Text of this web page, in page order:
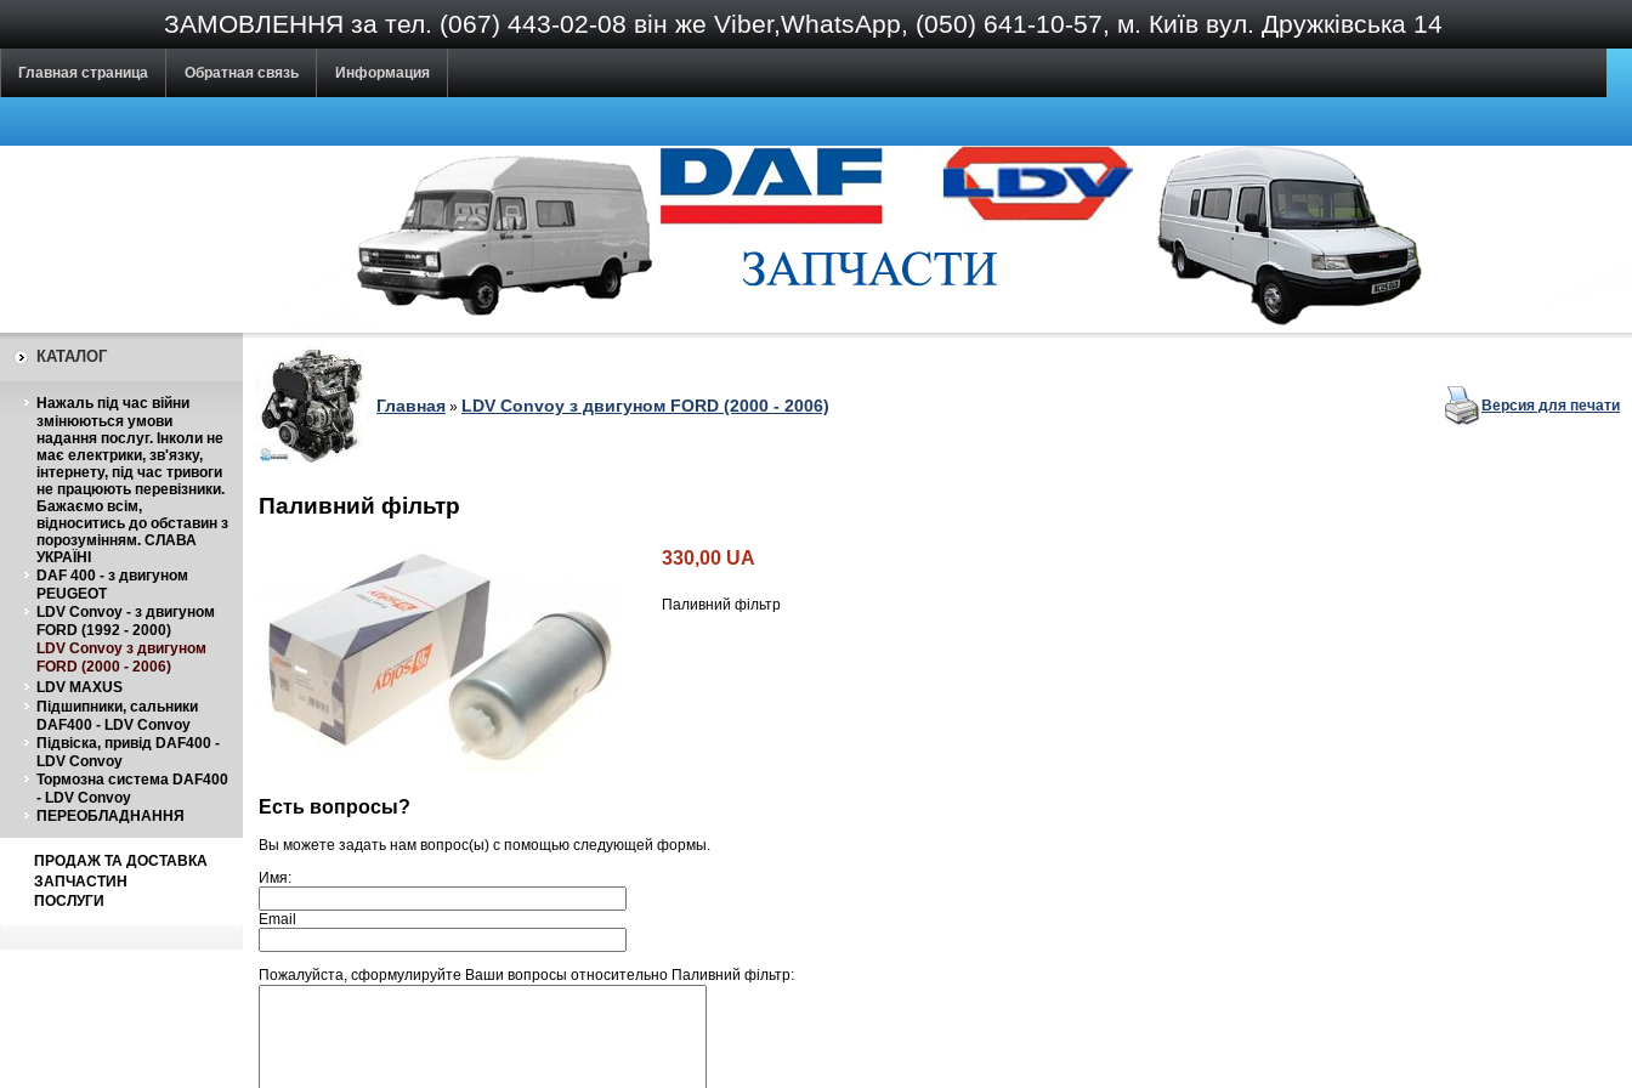
ЗАМОВЛЕННЯ за тел. (067) 443-02-08 він же Viber,WhatsApp, (050) 641-10-57, м. Київ вул. Дружківська 14
Главная страница Обратная связь Информация
КАТАЛОГ
Нажаль під час війни
змінюються умови
надання послуг. Інколи не
має електрики, зв'язку,
інтернету, під час тривоги
не працюють перевізники.
Бажаємо всім,
відноситись до обставин з
порозумінням. СЛАВА
УКРАЇНІ
DAF 400 - з двигуном
PEUGEOT
LDV Convoy - з двигуном
FORD (1992 - 2000)
LDV Convoy з двигуном
FORD (2000 - 2006)
LDV MAXUS
Підшипники, сальники
DAF400 - LDV Convoy
Підвіска, привід DAF400 -
LDV Convoy
Тормозна система DAF400
- LDV Convoy
ПЕРЕОБЛАДНАННЯ
ПРОДАЖ ТА ДОСТАВКА
ЗАПЧАСТИН
ПОСЛУГИ
Главная » LDV Convoy з двигуном FORD (2000 - 2006) Версия для печати
Паливний фільтр
330,00 UA
Паливний фільтр
Есть вопросы?
Вы можете задать нам вопрос(ы) с помощью следующей формы.
Имя:
Email
Пожалуйста, сформулируйте Ваши вопросы относительно Паливний фільтр: